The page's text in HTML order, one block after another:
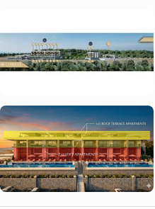
boligudvikling designet efter
kombinerer lejlighedsboliger
havudsigt. Projektet
sikker og eftertragtet
og investeringsformål.
Med sin blanding af
havudsigt til salg og villa
varierede ejendomsvalg